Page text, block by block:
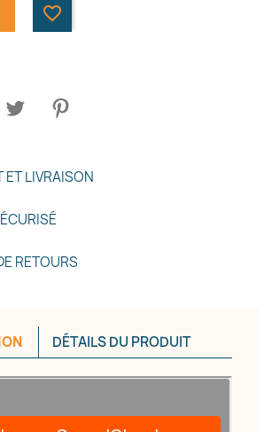
favorite_border
ET LIVRAISON
RETOURS
DÉTAILS DU PRODUIT